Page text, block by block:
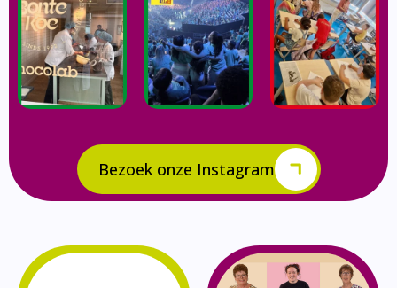
Bezoek onze Instagram